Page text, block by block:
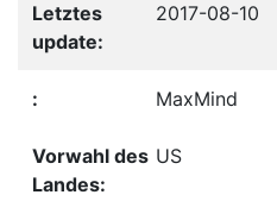
2017-08-10
MaxMind
US